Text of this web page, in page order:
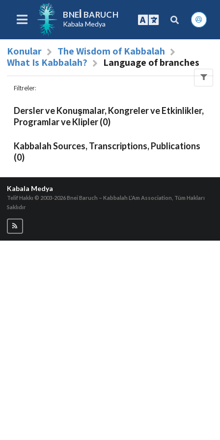
BNEI BARUCH
Kabala Medya
Konular
The Wisdom of Kabbalah
What Is Kabbalah?
Language of branches
Filtreler:
Dersler ve Konuşmalar, Kongreler ve Etkinlikler,
Programlar ve Klipler (0)
Kabbalah Sources, Transcriptions, Publications
(0)
Kabala Medya
Telif Hakkı © 2003-2026Bnei Baruch – Kabbalah L’Am Association, Tüm Hakları
Saklıdır